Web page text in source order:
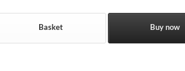
Basket Buy now